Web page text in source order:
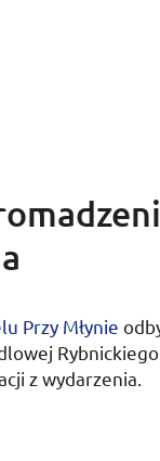
Przy Młynie
z wydarzenia.